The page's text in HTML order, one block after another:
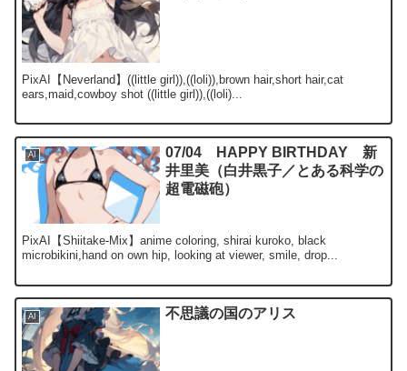
PixAI【Neverland】((little girl)),((loli)),brown hair,short hair,cat
ears,maid,cowboy shot ((little girl)),((loli)...
AI
07/04 HAPPY BIRTHDAY 新
井里美（白井黒子／とある科学の
超電磁砲）
PixAI【Shiitake-Mix】anime coloring, shirai kuroko, black
microbikini,hand on own hip, looking at viewer, smile, drop...
AI 不思議の国のアリス